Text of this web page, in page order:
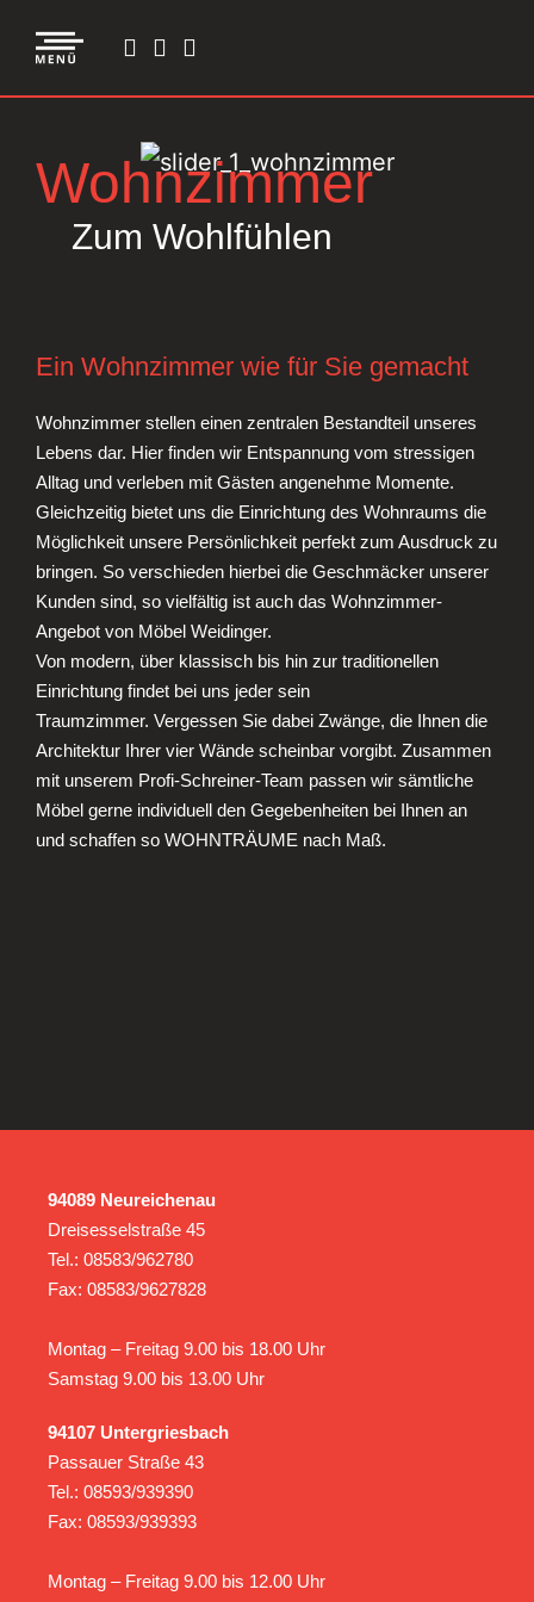
Wohnzimmer
Zum Wohlfühlen
Ein Wohnzimmer wie für Sie gemacht
Wohnzimmer stellen einen zentralen Bestandteil unseres
Lebens dar. Hier finden wir Entspannung vom stressigen
Alltag und verleben mit Gästen angenehme Momente.
Gleichzeitig bietet uns die Einrichtung des Wohnraums die
Möglichkeit unsere Persönlichkeit perfekt zum Ausdruck zu
bringen. So verschieden hierbei die Geschmäcker unserer
Kunden sind, so vielfältig ist auch das Wohnzimmer-
Angebot von Möbel Weidinger.
Von modern, über klassisch bis hin zur traditionellen
Einrichtung findet bei uns jeder sein
Traumzimmer. Vergessen Sie dabei Zwänge, die Ihnen die
Architektur Ihrer vier Wände scheinbar vorgibt. Zusammen
mit unserem Profi-Schreiner-Team passen wir sämtliche
Möbel gerne individuell den Gegebenheiten bei Ihnen an
und schaffen so WOHNTRÄUME nach Maß.
94089 Neureichenau
Dreisesselstraße 45
Tel.: 08583/962780
Fax: 08583/9627828
Montag – Freitag 9.00 bis 18.00 Uhr
Samstag 9.00 bis 13.00 Uhr
94107 Untergriesbach
Passauer Straße 43
Tel.: 08593/939390
Fax: 08593/939393
Montag – Freitag 9.00 bis 12.00 Uhr